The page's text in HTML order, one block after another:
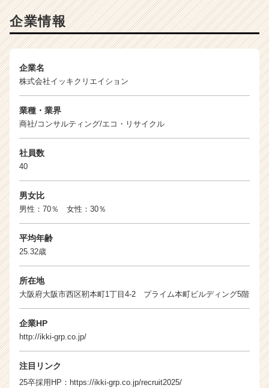
企業情報
企業名
株式会社イッキクリエイション
業種・業界
商社/コンサルティング/エコ・リサイクル
社員数
40
男女比
男性：70％ 女性：30％
平均年齢
25.32歳
所在地
大阪府大阪市西区靭本町1丁目4-2 プライム本町ビルディング5階
企業HP
http://ikki-grp.co.jp/
注目リンク
25卒採用HP： https://ikki-grp.co.jp/recruit2025/